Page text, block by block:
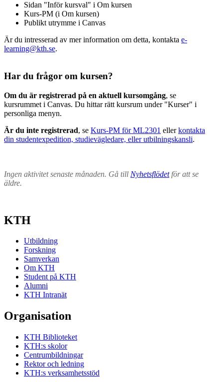
Sidan "Inför kursval" i Om kursen
Kurs-PM (i Om kursen)
Publikt utrymme i Canvas
Är du intresserad av mer information om detta, kontakta e-
learning@kth.se.
Har du frågor om kursen?
Om du är registrerad på en aktuell kursomgång, se
kursrummet i Canvas. Du hittar rätt kursrum under "Kurser" i
personliga menyn.
Är du inte registrerad, se Kurs-PM för ML2301 ellerkontakta
din studentexpedition, studievägledare, eller utbilningskansli.
Ingen aktivitet senaste månaden. Gå till Nyhetsflödetför att se
äldre.
KTH
Utbildning
Forskning
Samverkan
Om KTH
Student på KTH
Alumni
KTH Intranät
Organisation
KTH Biblioteket
KTH:s skolor
Centrumbildningar
Rektor och ledning
KTH:s verksamhetsstöd